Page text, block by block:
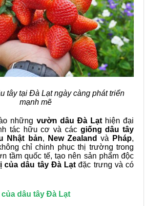
tây tại Đà Lạt ngày càng phát triển
mạnh mẽ
những vườn dâu Đà Lạthiện đại
tác hữu cơ và các giống dâu tây
Nhật bản, New Zealand và Pháp,
chỉ chinh phục thị trường trong
tầm quốc tế, tạo nên sản phẩm độc
của dâu tây Đà Lạt đặc trưng và có
dâu tây Đà Lạt